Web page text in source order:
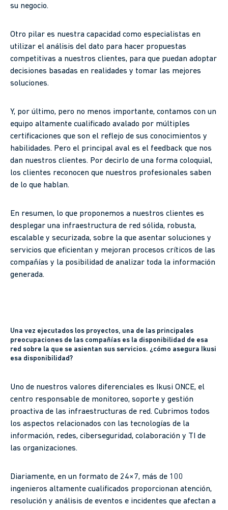
su negocio.
Otro pilar es nuestra capacidad como especialistas en
utilizar el análisis del dato para hacer propuestas
competitivas a nuestros clientes, para que puedan adoptar
decisiones basadas en realidades y tomar las mejores
soluciones.
Y, por último, pero no menos importante, contamos con un
equipo altamente cualificado avalado por múltiples
certificaciones que son el reflejo de sus conocimientos y
habilidades. Pero el principal aval es el feedback que nos
dan nuestros clientes. Por decirlo de una forma coloquial,
los clientes reconocen que nuestros profesionales saben
de lo que hablan.
En resumen, lo que proponemos a nuestros clientes es
desplegar una infraestructura de red sólida, robusta,
escalable y securizada, sobre la que asentar soluciones y
servicios que eficientan y mejoran procesos críticos de las
compañías y la posibilidad de analizar toda la información
generada.
Una vez ejecutados los proyectos, una de las principales
preocupaciones de las compañías es la disponibilidad de esa
red sobre la que se asientan sus servicios. ¿cómo asegura Ikusi
esa disponibilidad?
Uno de nuestros valores diferenciales es Ikusi ONCE, el
centro responsable de monitoreo, soporte y gestión
proactiva de las infraestructuras de red. Cubrimos todos
los aspectos relacionados con las tecnologías de la
información, redes, ciberseguridad, colaboración y TI de
las organizaciones.
Diariamente, en un formato de 24×7, más de 100
ingenieros altamente cualificados proporcionan atención,
resolución y análisis de eventos e incidentes que afectan a